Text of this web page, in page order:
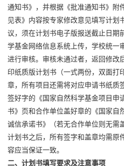
通知书》，并根据《批准通知书》附
见表》内容按专家修改意见填写计划
议，须在计划书电子版报送截止日期
学基金网络信息系统上传，学校统一
进行审核。审核未通过者，返回修改
印纸质版计划书（一式两份，双面打
章，所有项目还需将对应申请书纸质
签好字的《国家自然科学基金项目申
书》页和合作单位盖好章的《国家自
诚信承诺书》（若无合作单位则无需
计划书之后，所有签字和盖章均需原
容应当保证一致。
二、计划书填写要求及注意事项